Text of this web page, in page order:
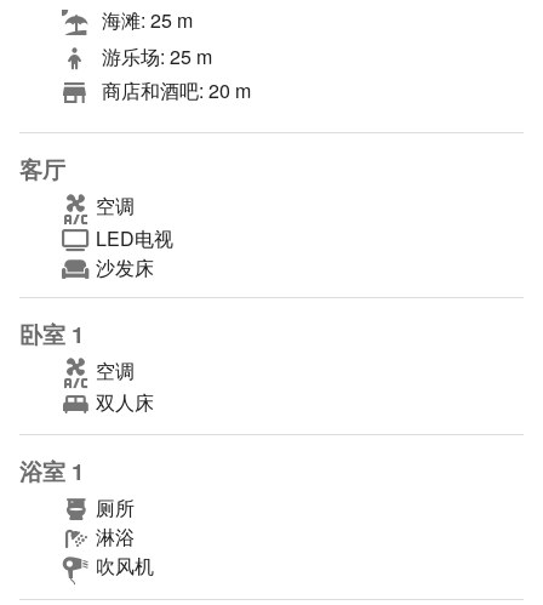
海滩: 25 m
游乐场: 25 m
商店和酒吧: 20 m
客厅
空调
LED电视
沙发床
卧室 1
空调
双人床
浴室 1
厕所
淋浴
吹风机